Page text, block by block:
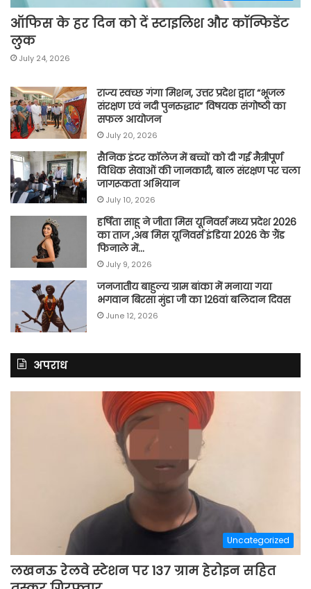
ऑफिस के हर दिन को दें स्टाइलिश और कॉन्फिडेंट
लुक
July 24, 2026
राज्य स्वच्छ गंगा मिशन, उत्तर प्रदेश द्वारा “भूजल
संरक्षण एवं नदी पुनरुद्धार” विषयक संगोष्ठी का
सफल आयोजन
July 20, 2026
सैनिक इंटर कॉलेज में बच्चों को दी गई मैत्रीपूर्ण
विधिक सेवाओं की जानकारी, बाल संरक्षण पर चला
जागरूकता अभियान
July 10, 2026
हर्षिता साहू ने जीता मिस यूनिवर्स मध्य प्रदेश 2026
का ताज ,अब मिस यूनिवर्स इंडिया 2026 के ग्रैंड
फिनाले में…
July 9, 2026
जनजातीय बाहुल्य ग्राम बांका में मनाया गया
भगवान बिरसा मुंडा जी का 126वां बलिदान दिवस
June 12, 2026
अपराध
Uncategorized
लखनऊ रेलवे स्टेशन पर 137 ग्राम हेरोइन सहित